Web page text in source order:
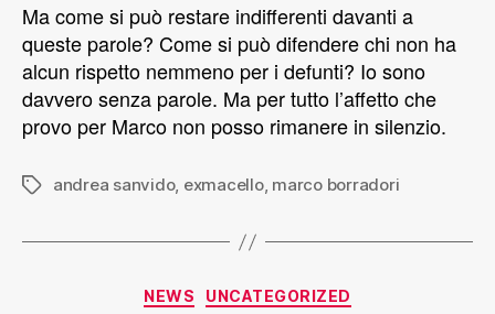
Ma come si può restare indifferenti davanti a
queste parole? Come si può difendere chi non ha
alcun rispetto nemmeno per i defunti? Io sono
davvero senza parole. Ma per tutto l’affetto che
provo per Marco non posso rimanere in silenzio.
andrea sanvido, exmacello, marco borradori
NEWS UNCATEGORIZED